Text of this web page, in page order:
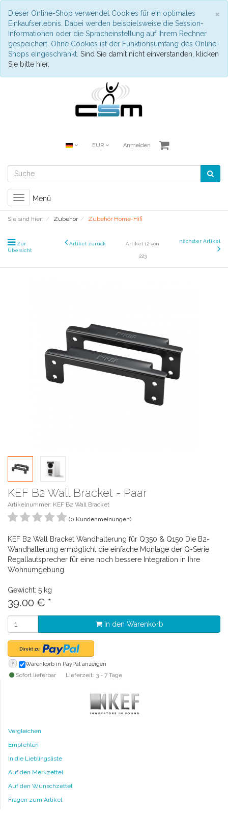
×
Dieser Online-Shop verwendet Cookies für ein optimales
Einkaufserlebnis. Dabei werden beispielsweise die Session-
Informationen oder die Spracheinstellung auf Ihrem Rechner
gespeichert. Ohne Cookies ist der Funktionsumfang des Online-
Shops eingeschränkt. Sind Sie damit nicht einverstanden, klicken
Sie bitte hier.
EUR Anmelden
Toggle
navigation
Menü
Sie sind hier: Zubehör Zubehör Home-Hifi
Zur
Übersicht
Artikel zurück Artikel 12 von
223
nächster Artikel
KEF B2 Wall Bracket - Paar
Artikelnummer: KEF B2 Wall Bracket
(0 Kundenmeinungen)
KEF B2 Wall Bracket Wandhalterung für Q350 & Q150 Die B2-
Wandhalterung ermöglicht die einfache Montage der Q-Serie
Regallautsprecher für eine noch bessere Integration in Ihre
Wohnumgebung.
Gewicht: 5 kg
39.00 € *
In den Warenkorb
? Warenkorb in PayPal anzeigen
Sofort lieferbar Lieferzeit: 3 - 7 Tage
Vergleichen
Empfehlen
In die Lieblingsliste
Auf den Merkzettel
Auf den Wunschzettel
Fragen zum Artikel